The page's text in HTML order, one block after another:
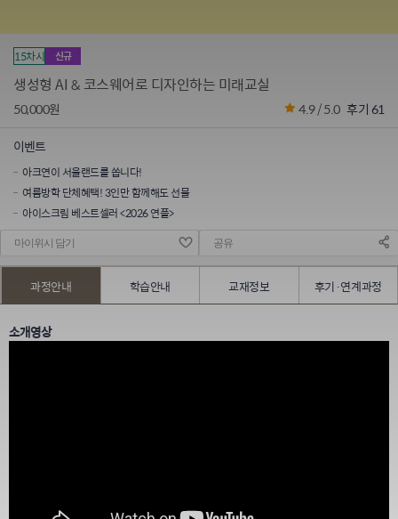
15차시 신규
생성형 AI & 코스웨어로 디자인하는 미래교실
50,000원 4.9 / 5.0 후기 61
이벤트
아크연이 서울랜드를 쏩니다!
여름방학 단체혜택! 3인만 함께해도 선물
아이스크림 베스트셀러 <2026 연플>
마이위시 담기 공유
과정안내 학습안내 교재정보 후기·연계과정
소개영상